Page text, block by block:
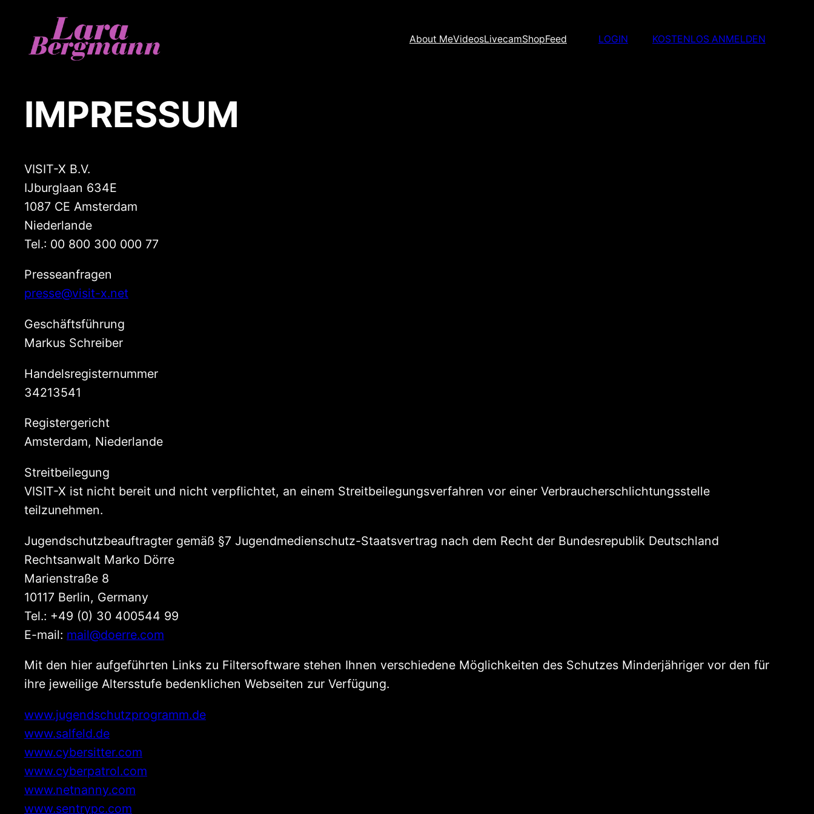
springen
About MeVideosLivecamShopFeed LOGIN KOSTENLOS ANMELDEN
IMPRESSUM
VISIT-X B.V.
IJburglaan 634E
1087 CE Amsterdam
Niederlande
Tel.: 00 800 300 000 77
Presseanfragen
presse@visit-x.net
Geschäftsführung
Markus Schreiber
Handelsregisternummer
34213541
Registergericht
Amsterdam, Niederlande
Streitbeilegung
VISIT-X ist nicht bereit und nicht verpflichtet, an einem Streitbeilegungsverfahren vor einer Verbraucherschlichtungsstelle
teilzunehmen.
Jugendschutzbeauftragter gemäß §7 Jugendmedienschutz-Staatsvertrag nach dem Recht der Bundesrepublik Deutschland
Rechtsanwalt Marko Dörre
Marienstraße 8
10117 Berlin, Germany
Tel.: +49 (0) 30 400544 99
E-mail: mail@doerre.com
Mit den hier aufgeführten Links zu Filtersoftware stehen Ihnen verschiedene Möglichkeiten des Schutzes Minderjähriger vor den für
ihre jeweilige Altersstufe bedenklichen Webseiten zur Verfügung.
www.jugendschutzprogramm.de
www.salfeld.de
www.cybersitter.com
www.cyberpatrol.com
www.netnanny.com
www.sentrypc.com